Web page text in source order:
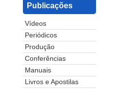
Publicações
Vídeos
Periódicos
Produção
Conferências
Manuais
Livros e Apostilas